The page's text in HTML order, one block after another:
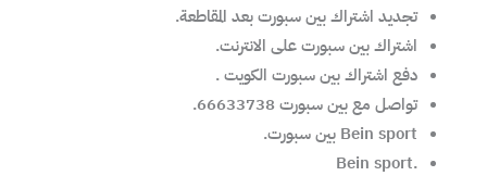
تجديد اشتراك بين سبورت بعد المقاطعة.
اشتراك بين سبورت على الانترنت.
دفع اشتراك بين سبورت الكويت .
تواصل مع بين سبورت 66633738.
Bein sport بين سبورت.
.Bein sport